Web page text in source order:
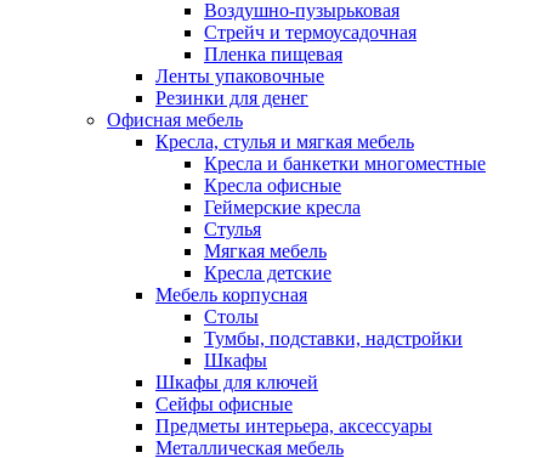
Воздушно-пузырьковая
Стрейч и термоусадочная
Пленка пищевая
Ленты упаковочные
Резинки для денег
Офисная мебель
Кресла, стулья и мягкая мебель
Кресла и банкетки многоместные
Кресла офисные
Геймерские кресла
Стулья
Мягкая мебель
Кресла детские
Мебель корпусная
Столы
Тумбы, подставки, надстройки
Шкафы
Шкафы для ключей
Сейфы офисные
Предметы интерьера, аксессуары
Металлическая мебель